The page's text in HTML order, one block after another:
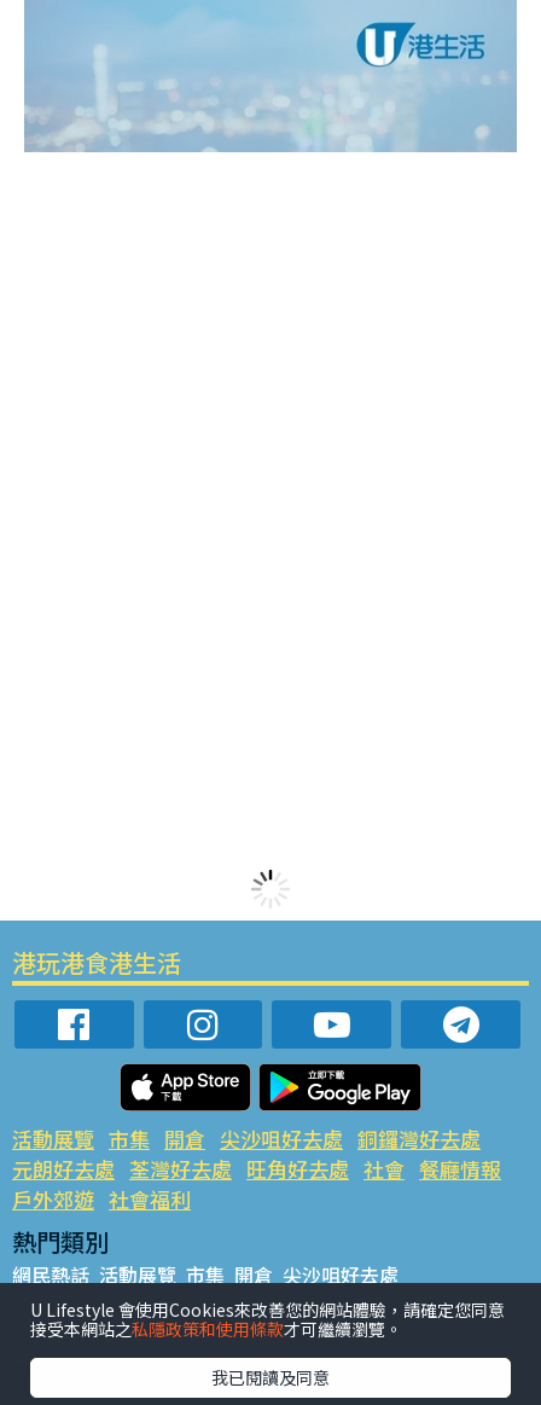
港玩港食港生活
活動展覽 市集 開倉 尖沙咀好去處 銅鑼灣好去處
元朗好去處 荃灣好去處 旺角好去處 社會 餐廳情報
戶外郊遊 社會福利
熱門類別
網民熱話 活動展覽 市集 開倉 尖沙咀好去處
銅鑼灣好去處 元朗好去處 荃灣好去處 旺角好去處 社會
餐廳情報 戶外郊遊
熱門標籤
U Lifestyle 會使用Cookies來改善您的網站體驗，請確定您同意
接受本網站之私隱政策和使用條款才可繼續瀏覽。
我已閱讀及同意